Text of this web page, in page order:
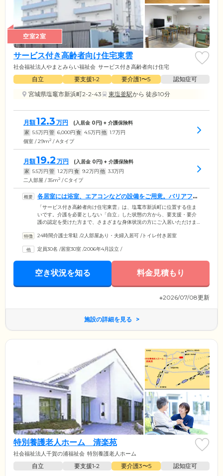
空室2室
サービス付き高齢者向け住宅東雲
社会福祉法人やまとみらい福祉会 サービス付き高齢者向け住宅
自立 要支援1•2 要介護1〜5
認知症可
宮城県塩竈市新浜町2-2-43
東塩釜駅から 徒歩10分
月額12.3 万円 (入居金 0円) + 介護保険料
家 5.5万円 管 6,000円 食 4.5万円 他 1.7万円
個室 / 29m2 / Aタイプ
月額19.2 万円 (入居金 0円) + 介護保険料
家 5.5万円 管 1.2万円 食 9.2万円 他 3.3万円
二人部屋 / 35m2 / Cタイプ
各居室には浴室、エアコンなどの設備をご用意。バリアフリ
ーの住まいです
「サービス付き高齢者向け住宅東雲」は、塩竃市新浜町に位置する住ま
いです。介護を必要としない「自立」した状態の方から、要支援・要介
護の認定を受けた方まで、さまざまな身体状況の方にご入居いただけま
意。各居室には、トイレ、独立洗面台、収納のほか、浴室を設置してい
でお過ごしいただけます。また、建物内は完全バリアフリー設計。段差
をなくし、各所に手すりを取り付けていますので、歩行に不安を抱えた
24時間介護士常駐 /2人部屋あり・夫婦入居可 /トイレ付き居室
定員30名 /居室30室 /2006年4月設立 /
空き状況を知る 料金見積もり
※2026/07/08更新
施設の詳細を見る
特別養護老人ホーム 清楽苑
社会福祉法人千賀の浦福祉会 特別養護老人ホーム
自立 要支援1•2 要介護3〜5
認知症可